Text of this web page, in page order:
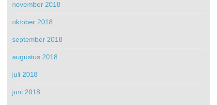
november 2018
oktober 2018
september 2018
augustus 2018
juli 2018
juni 2018